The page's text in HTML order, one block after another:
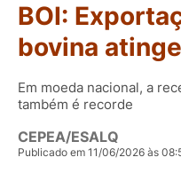
BOI:
bovina
Em moeda nacional, a
também é recorde
CEPEA/ESALQ
Publicado em 11/06/2026 às